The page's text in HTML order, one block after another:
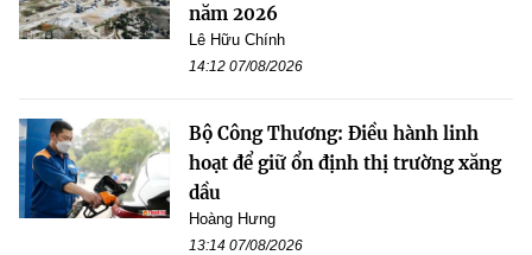
năm 2026
Lê Hữu Chính
14:12 07/08/2026
Bộ Công Thương: Điều hành linh
hoạt để giữ ổn định thị trường xăng
dầu
Hoàng Hưng
13:14 07/08/2026